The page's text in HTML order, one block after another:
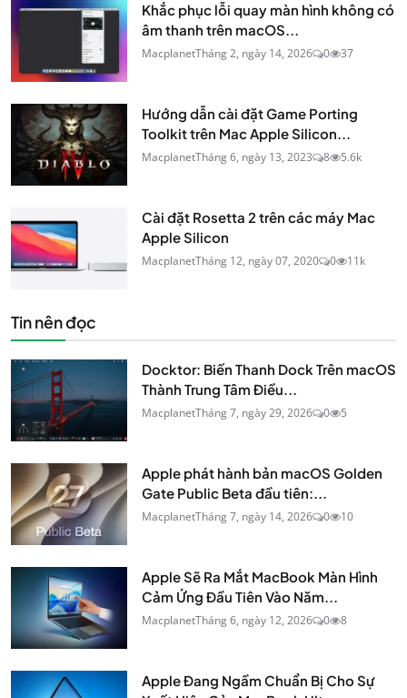
Khắc phục lỗi quay màn hình không có
âm thanh trên macOS...
MacplanetTháng 2, ngày 14, 2026 0 37
Hướng dẫn cài đặt Game Porting
Toolkit trên Mac Apple Silicon...
MacplanetTháng 6, ngày 13, 2023 8 5.6k
Cài đặt Rosetta 2 trên các máy Mac
Apple Silicon
MacplanetTháng 12, ngày 07, 2020 0 11k
Tin nên đọc
Docktor: Biến Thanh Dock Trên macOS
Thành Trung Tâm Điều...
MacplanetTháng 7, ngày 29, 2026 0 5
Apple phát hành bản macOS Golden
Gate Public Beta đầu tiên:...
MacplanetTháng 7, ngày 14, 2026 0 10
Apple Sẽ Ra Mắt MacBook Màn Hình
Cảm Ứng Đầu Tiên Vào Năm...
MacplanetTháng 6, ngày 12, 2026 0 8
Apple Đang Ngầm Chuẩn Bị Cho Sự